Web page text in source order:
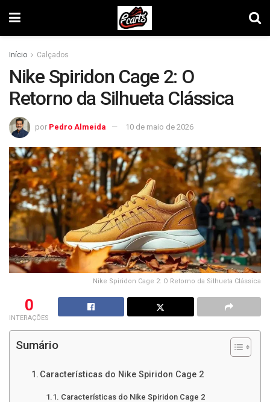
Início Calçados
Nike Spiridon Cage 2: O
Retorno da Silhueta Clássica
por Pedro Almeida 10 de maio de 2026
Nike Spiridon Cage 2: O Retorno da Silhueta Clássica
0
INTERAÇÕES
Sumário
Características do Nike Spiridon Cage 2
Características do Nike Spiridon Cage 2